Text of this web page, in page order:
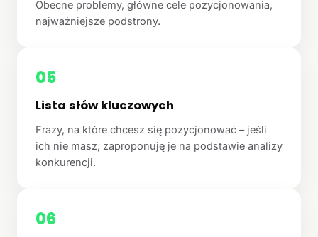
Obecne problemy, główne cele pozycjonowania,
najważniejsze podstrony.
05
Lista słów kluczowych
Frazy, na które chcesz się pozycjonować – jeśli
ich nie masz, zaproponuję je na podstawie analizy
konkurencji.
06